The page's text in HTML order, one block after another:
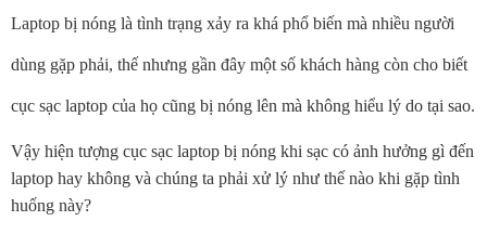
Laptop bị nóng là tình trạng xảy ra khá phổ biến mà nhiều người
dùng gặp phải, thế nhưng gần đây một số khách hàng còn cho biết
cục sạc laptop của họ cũng bị nóng lên mà không hiểu lý do tại sao.
Vậy hiện tượng cục sạc laptop bị nóng khi sạc có ảnh hưởng gì đến
laptop hay không và chúng ta phải xử lý như thế nào khi gặp tình
huống này?